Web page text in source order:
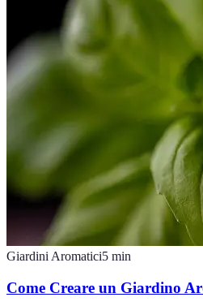
Giardini Aromatici5 min
Come Creare un Giardino